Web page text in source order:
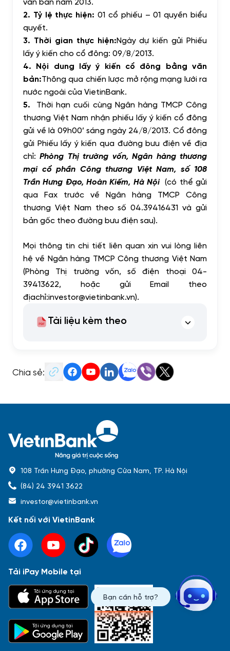
Báo cáo tài chính Thông tin giao dịch
Công bố thông tin Sự kiện
2. Tỷ lệ thực hiện:01 cổ phiếu – 01 quyền biểu
quyết.
3. Thời gian thực hiện:Ngày dự kiến gửi Phiếu
lấy ý kiến cho cổ đông: 09/8/2013.
4. Nội dung lấy ý kiến cổ đông bằng văn
bản:Thông qua chiến lược mở rộng mạng lưới ra
nước ngoài của VietinBank.
5. Thời hạn cuối cùng Ngân hàng TMCP Công
thương Việt Nam nhận phiếu lấy ý kiến cổ đông
gửi về là 09h00’ sáng ngày 24/8/2013. Cổ đông
gửi Phiếu lấy ý kiến qua đường bưu điện về địa
chỉ:Phòng Thị trường vốn, Ngân hàng thương
mại cổ phần Công thương Việt Nam, số 108
Trần Hưng Đạo, Hoàn Kiếm, Hà Nội(có thể gửi
qua Fax trước về Ngân hàng TMCP Công
thương Việt Nam theo số 04.39416431 và gửi
bản gốc theo đường bưu điện sau).
Mọi thông tin chi tiết liên quan xin vui lòng liên
hệ về Ngân hàng TMCP Công thương Việt Nam
(Phòng Thị trường vốn, số điện thoại 04-
39413622, hoặc gửi Email theo
địachỉ:investor@vietinbank.vn).
Tài liệu kèm theo
Chia sẻ:
Bạn cần hỗ trợ?
108 Trần Hưng Đạo, phường Cửa Nam, TP. Hà Nội
(84) 24 3941 3622
investor@vietinbank.vn
Kết nối với VietinBank
Tải iPay Mobile tại
Tải ứng dụng tại
Tải ứng dụng tại